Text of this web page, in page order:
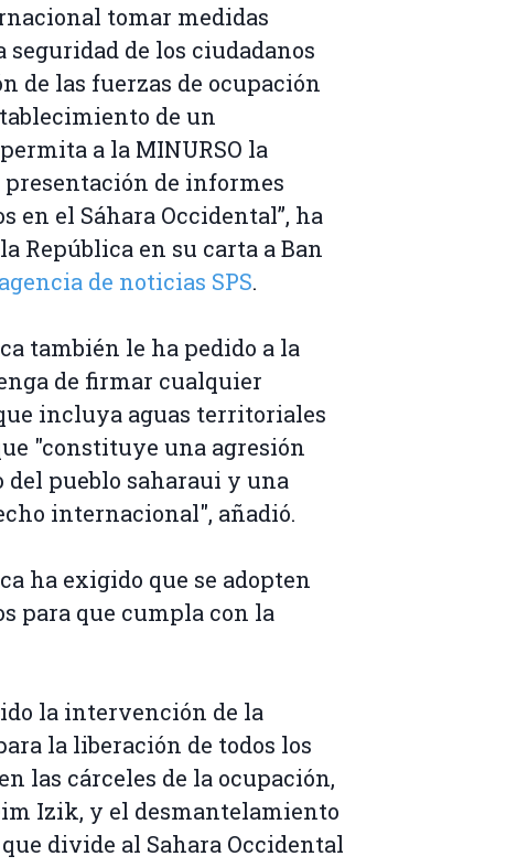
tomar medidas
de los ciudadanos
de las fuerzas de ocupación
de un
a la MINURSO la
de informes
en el Sáhara Occidental”, ha
República en su carta a Ban
agencia de noticias SPS.
también le ha pedido a la
de firmar cualquier
incluya aguas territoriales
"constituye una agresión
pueblo saharaui y una
internacional", añadió.
ha exigido que se adopten
para que cumpla con la
la intervención de la
la liberación de todos los
las cárceles de la ocupación,
Izik, y el desmantelamiento
divide al Sahara Occidental